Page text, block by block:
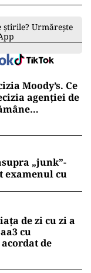
Urmărește
Moody’s. Ce
agenției de
„junk”-
examenul cu
de zi cu zi a
cu
de